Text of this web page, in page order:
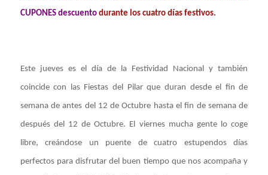
CUPONES descuentodurante los cuatro días festivos.
Este jueves es el día de la Festividad Nacional y también
coincide con las Fiestas del Pilar que duran desde el fin de
semana de antes del 12 de Octubre hasta el fin de semana de
después del 12 de Octubre. El viernes mucha gente lo coge
libre, creándose un puente de cuatro estupendos días
perfectos para disfrutar del buen tiempo que nos acompaña y